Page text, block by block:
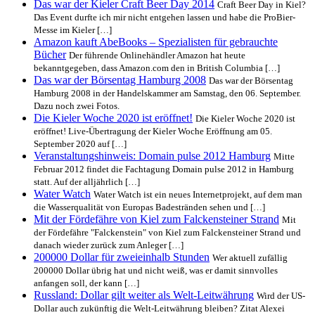
Das war der Kieler Craft Beer Day 2014 Craft Beer Day in Kiel?
Das Event durfte ich mir nicht entgehen lassen und habe die ProBier-
Messe im Kieler […]
Amazon kauft AbeBooks – Spezialisten für gebrauchte
Bücher Der führende Onlinehändler Amazon hat heute
bekanntgegeben, dass Amazon.com den in British Columbia […]
Das war der Börsentag Hamburg 2008 Das war der Börsentag
Hamburg 2008 in der Handelskammer am Samstag, den 06. September.
Dazu noch zwei Fotos.
Die Kieler Woche 2020 ist eröffnet! Die Kieler Woche 2020 ist
eröffnet! Live-Übertragung der Kieler Woche Eröffnung am 05.
September 2020 auf […]
Veranstaltungshinweis: Domain pulse 2012 Hamburg Mitte
Februar 2012 findet die Fachtagung Domain pulse 2012 in Hamburg
statt. Auf der alljährlich […]
Water Watch Water Watch ist ein neues Internetprojekt, auf dem man
die Wasserqualität von Europas Badestränden sehen und […]
Mit der Fördefähre von Kiel zum Falckensteiner Strand Mit
der Fördefähre "Falckenstein" von Kiel zum Falckensteiner Strand und
danach wieder zurück zum Anleger […]
200000 Dollar für zweieinhalb Stunden Wer aktuell zufällig
200000 Dollar übrig hat und nicht weiß, was er damit sinnvolles
anfangen soll, der kann […]
Russland: Dollar gilt weiter als Welt-Leitwährung Wird der US-
Dollar auch zukünftig die Welt-Leitwährung bleiben? Zitat Alexei